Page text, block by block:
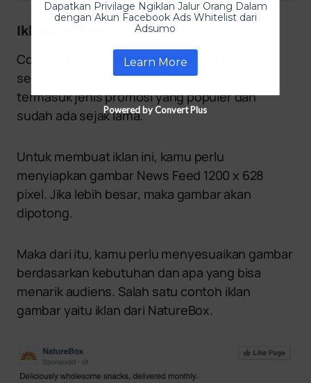
Iklan Gambar
Contoh iklan Facebook yang menarik
selanjutnya yaitu iklan gambar. Iklan ini
termasuk jenis promosi yang populer dan
sudah ada sejak lama.
Untuk membuat iklan ini, kamu perlu
menyiapkan gambar News Feed 1200 x 628
pixel. Jika lebih besar, maka gambar akan
dipotong.
Maka dari itu, kamu perlu menyesuaikan gambar
berdasarkan kebutuhan dan apa yang bisa
menarik audiens. Salah satu contoh iklan
gambar yaitu iklan dari NatureBox.
Dapatkan Privilage Ngiklan Jalur Orang Dalam
dengan Akun Facebook Ads Whitelist dari
Adsumo
Learn More
Powered by Convert Plus